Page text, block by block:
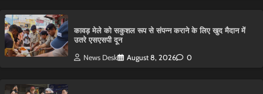
कावड़ मेले को सकुशल रूप से संपन्न कराने के लिए खुद मैदान में
उतरे एसएसपी दून
News Desk August 8, 2026 0